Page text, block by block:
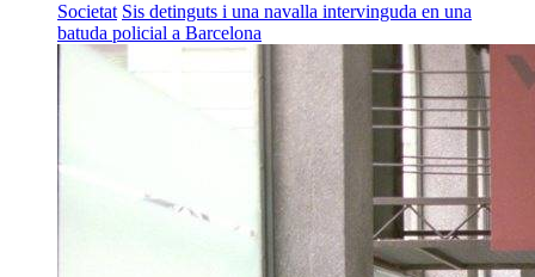
Societat Sis detinguts i una navalla intervinguda en una
batuda policial a Barcelona